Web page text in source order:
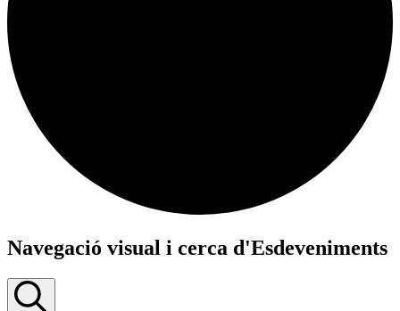
Esdeveniments
Navegació visual i cerca d'Esdeveniments